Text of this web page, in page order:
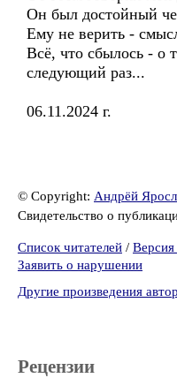
Он был достойный
Ему не верить -
Всё, что сбылось - о
следующий раз...
06.11.2024 г.
© Copyright: Андрёй
Свидетельство о
Список читателей / Версия
Заявить о нарушении
Другие произведения
Рецензии